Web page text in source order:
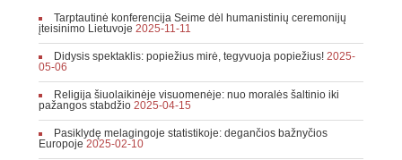
Tarptautinė konferencija Seime dėl humanistinių ceremonijų
įteisinimo Lietuvoje 2025-11-11
Didysis spektaklis: popiežius mirė, tegyvuoja popiežius! 2025-
05-06
Religija šiuolaikinėje visuomenėje: nuo moralės šaltinio iki
pažangos stabdžio 2025-04-15
Pasiklydę melagingoje statistikoje: degančios bažnyčios
Europoje 2025-02-10